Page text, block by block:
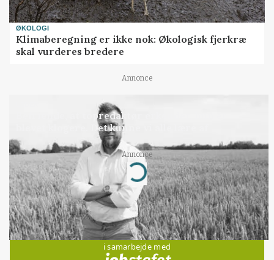
ØKOLOGI
Klimaberegning er ikke nok: Økologisk fjerkræ
skal vurderes bredere
Annonce
Befriende, at topredaktør erkender, hun er
blevet klogere. Det kunne vi alle lære af
Annonce
Loading...
Jobs
i samarbejde med